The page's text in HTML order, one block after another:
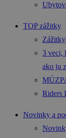
TOP zážitky
3 veci,
ako ju
Riders
Novinky a